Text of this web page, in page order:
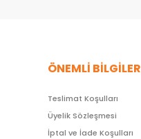
ÖNEMLİ BİLGİLER
Teslimat Koşulları
Üyelik Sözleşmesi
İptal ve İade Koşulları